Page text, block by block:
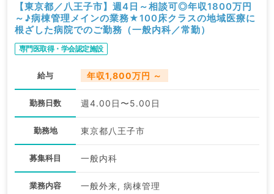
【東京都／八王子市】週4日～相談可◎年収1800万円
～♪病棟管理メインの業務★100床クラスの地域医療に
根ざした病院でのご勤務（一般内科／常勤）
専門医取得・学会認定施設
給与 年収1,800万円 ～
勤務日数 週4.00日〜5.00日
勤務地 東京都八王子市
募集科目 一般内科
業務内容 一般外来, 病棟管理